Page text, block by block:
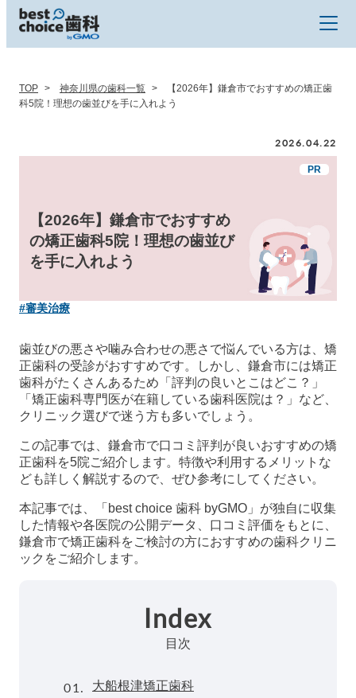
TOP 神奈川県の歯科一覧
【2026年】鎌倉市でおすすめの矯正歯
科5院！理想の歯並びを手に入れよう
2026.04.22
【2026年】鎌倉市でおすすめ
の矯正歯科5院！理想の歯並び
を手に入れよう
#審美治療
歯並びの悪さや噛み合わせの悪さで悩んでいる方は、矯
正歯科の受診がおすすめです。しかし、鎌倉市には矯正
歯科がたくさんあるため「評判の良いとこはどこ？」
「矯正歯科専門医が在籍している歯科医院は？」など、
クリニック選びで迷う方も多いでしょう。
この記事では、鎌倉市で口コミ評判が良いおすすめの矯
正歯科を5院ご紹介します。特徴や利用するメリットな
ども詳しく解説するので、ぜひ参考にしてください。
本記事では、「best choice 歯科 byGMO」が独自に収集
した情報や各医院の公開データ、口コミ評価をもとに、
鎌倉市で矯正歯科をご検討の方におすすめの歯科クリニ
ックをご紹介します。
Index
目次
01. 大船根津矯正歯科